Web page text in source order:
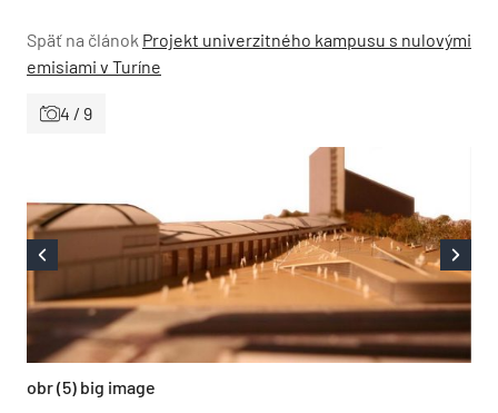
Späť na článok Projekt univerzitného kampusu s nulovými
emisiami v Turíne
4 / 9
obr (5) big image